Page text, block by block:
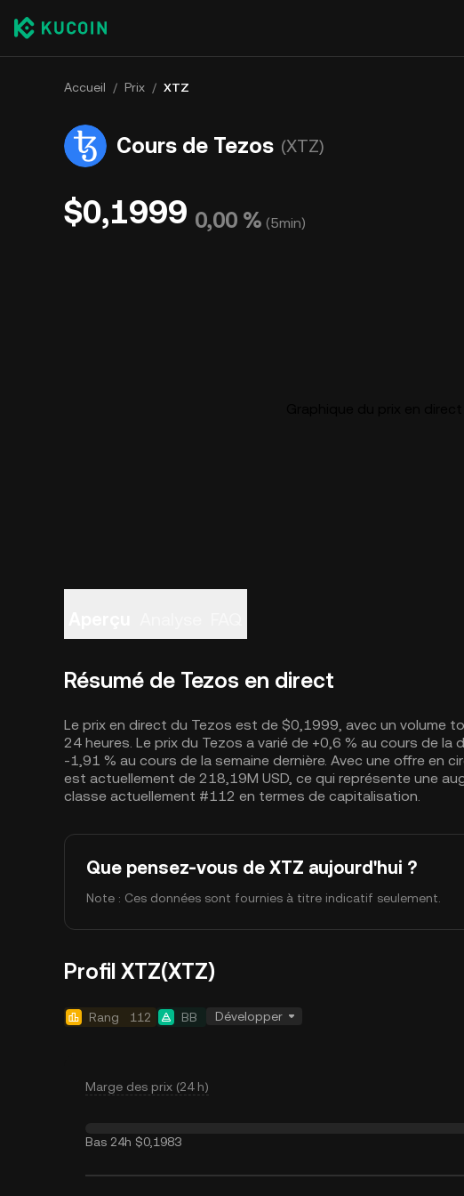
Accueil / Prix / XTZ
Cours de Tezos (XTZ)
$0,1999 0,00 % (5min)
Résumé de Tezos en direct
Le prix en direct du Tezos est de $0,1999, avec un volume
24 heures. Le prix du Tezos a varié de +0,6 % au cours de la
-1,91 % au cours de la semaine dernière. Avec une offre en
est actuellement de 218,19M USD, ce qui représente une
classe actuellement #112 en termes de capitalisation.
Que pensez-vous de XTZ aujourd'hui ?
Note : Ces données sont fournies à titre indicatif seulement.
Profil XTZ(XTZ)
Rang 112 BB Développer
Marge des prix (24 h)
Bas 24h $0,1983